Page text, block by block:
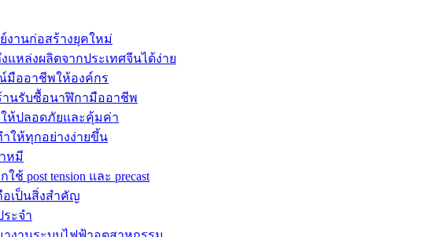
งานก่อสร้างยุคใหม่
แหล่งผลิตจากประเทศจีนได้ง่าย
มืออาชีพให้องค์กร
านรับซื้อนาฬิกามืออาชีพ
ให้ปลอดภัยและคุ้มค่า
ให้ทุกอย่างง่ายขึ้น
หมี
post tension และ precast
อเป็นสิ่งสำคัญ
ระจำ